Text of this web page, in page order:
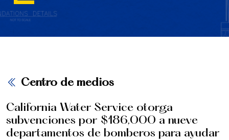
Centro de medios
California Water Service otorga
subvenciones por $186,000 a nueve
departamentos de bomberos para ayudar